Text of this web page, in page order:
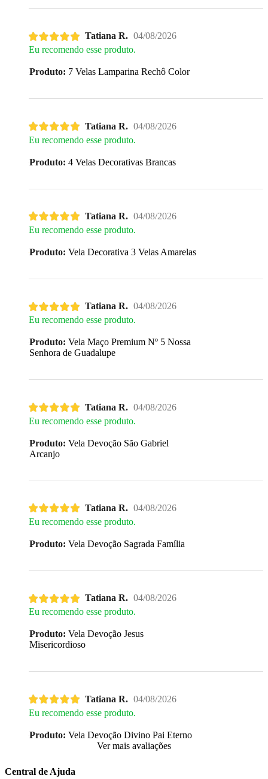
Tatiana R. 04/08/2026
Eu recomendo esse produto.
Produto: 7 Velas Lamparina Rechô Color
Tatiana R. 04/08/2026
Eu recomendo esse produto.
Produto: 4 Velas Decorativas Brancas
Tatiana R. 04/08/2026
Eu recomendo esse produto.
Produto: Vela Decorativa 3 Velas Amarelas
Tatiana R. 04/08/2026
Eu recomendo esse produto.
Produto: Vela Maço Premium Nº 5 Nossa
Senhora de Guadalupe
Tatiana R. 04/08/2026
Eu recomendo esse produto.
Produto: Vela Devoção São Gabriel
Arcanjo
Tatiana R. 04/08/2026
Eu recomendo esse produto.
Produto: Vela Devoção Sagrada Família
Tatiana R. 04/08/2026
Eu recomendo esse produto.
Produto: Vela Devoção Jesus
Misericordioso
Tatiana R. 04/08/2026
Eu recomendo esse produto.
Produto: Vela Devoção Divino Pai Eterno
Ver mais avaliações
Central de Ajuda